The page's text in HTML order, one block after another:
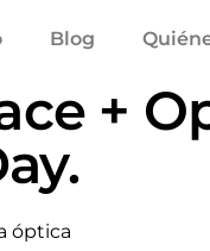
Blog
+
óptica